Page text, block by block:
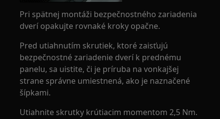
Pri spätnej montáži bezpečnostného zariadenia
dverí opakujte rovnaké kroky opačne.
Pred utiahnutím skrutiek, ktoré zaisťujú
bezpečnostné zariadenie dverí k prednému
panelu, sa uistite, či je príruba na vonkajšej
strane správne umiestnená, ako je naznačené
šípkami.
Utiahnite skrutky krútiacim momentom 2,5 Nm.